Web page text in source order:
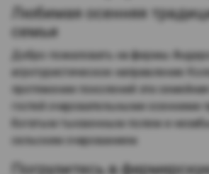
Любимая осенняя
семьи
Добро пожаловать на фермы
агротуристическое направление
протяжении поколений эта
гостей очаровательными осенними
богатым тыквенным полем и
сельским очарованием.
Погрузитесь в